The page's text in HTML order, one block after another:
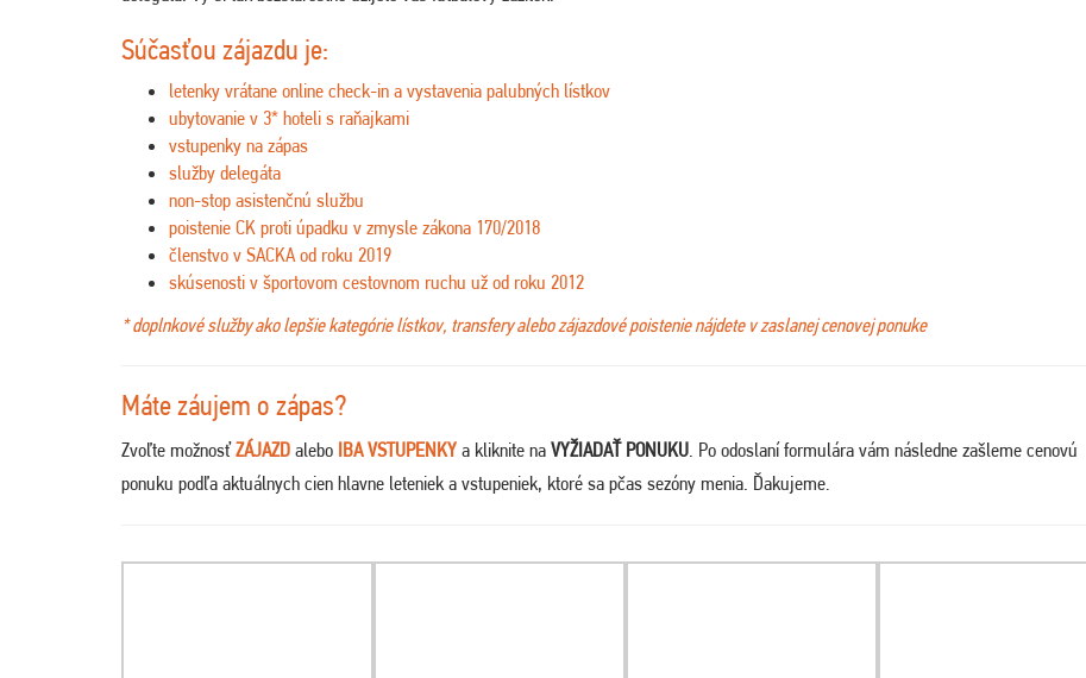
Súčasťou zájazdu je:
letenky vrátane online check-in a vystavenia palubných lístkov
ubytovanie v 3* hoteli s raňajkami
vstupenky na zápas
služby delegáta
non-stop asistenčnú službu
poistenie CK proti úpadku v zmysle zákona 170/2018
členstvo v SACKA od roku 2019
skúsenosti v športovom cestovnom ruchu už od roku 2012
* doplnkové služby ako lepšie kategórie lístkov, transfery alebo zájazdové poistenie nájdete v zaslanej cenovej ponuke
Máte záujem o zápas?
Zvoľte možnosťZÁJAZD alebo IBA VSTUPENKY a kliknite na VYŽIADAŤ PONUKU. Po odoslaní formulára vám následne zašleme cenovú
ponuku podľa aktuálnych cien hlavne leteniek a vstupeniek, ktoré sa pčas sezóny menia. Ďakujeme.